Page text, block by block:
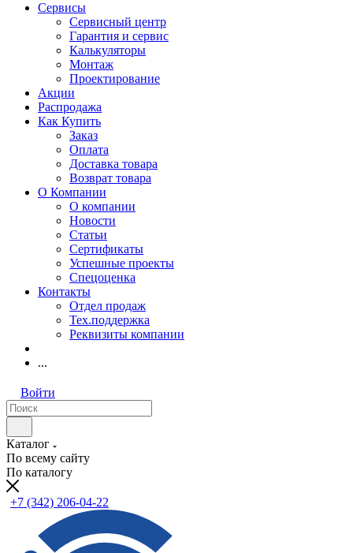
Сервисы
Сервисный центр
Гарантия и сервис
Калькуляторы
Монтаж
Проектирование
Акции
Распродажа
Как Купить
Заказ
Оплата
Доставка товара
Возврат товара
О Компании
О компании
Новости
Статьи
Сертификаты
Успешные проекты
Спецоценка
Контакты
Отдел продаж
Тех.поддержка
Реквизиты компании
...
Войти
Каталог
По всему сайту
По каталогу
+7 (342) 206-04-22